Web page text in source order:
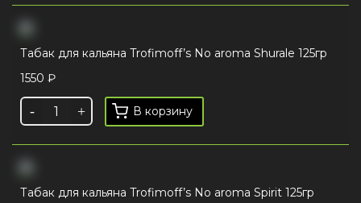
Табак для кальяна Trofimoff’s No aroma Shurale 125гр
1550 ₽
В корзину
Табак для кальяна Trofimoff’s No aroma Spirit 125гр